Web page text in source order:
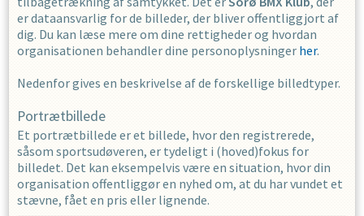
er dataansvarlig for de billeder, der bliver offentliggjort af
dig. Du kan læse mere om dine rettigheder og hvordan
organisationen behandler dine personoplysninger her.
Nedenfor gives en beskrivelse af de forskellige billedtyper.
Portrætbillede
Et portrætbillede er et billede, hvor den registrerede,
såsom sportsudøveren, er tydeligt i (hoved)fokus for
billedet. Det kan eksempelvis være en situation, hvor din
organisation offentliggør en nyhed om, at du har vundet et
stævne, fået en pris eller lignende.